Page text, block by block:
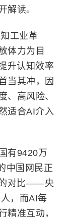
解读。
工业革
体力为目
升认知效率
当其冲，因
、高风险、
适合AI介入
有9420万
中国网民正
的对比——央
，而AI每
精准互动，